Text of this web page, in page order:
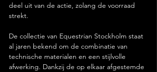
deel uit van de actie, zolang de voorraad
strekt.
De collectie van Equestrian Stockholm staat
al jaren bekend om de combinatie van
technische materialen en een stijlvolle
afwerking. Dankzij de op elkaar afgestemde